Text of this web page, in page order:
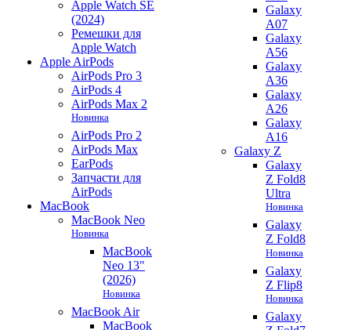
Apple Watch SE
(2024)
Ремешки для
Apple Watch
Apple AirPods
AirPods Pro 3
AirPods 4
AirPods Max 2
Новинка
AirPods Pro 2
AirPods Max
EarPods
Запчасти для
AirPods
MacBook
MacBook Neo
Новинка
MacBook
Neo 13"
(2026)
Новинка
MacBook Air
MacBook
Galaxy
A07
Galaxy
A56
Galaxy
A36
Galaxy
A26
Galaxy
A16
Galaxy Z
Galaxy
Z Fold8
Ultra
Новинка
Galaxy
Z Fold8
Новинка
Galaxy
Z Flip8
Новинка
Galaxy